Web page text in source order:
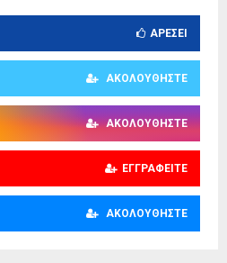
ΑΡΈΣΕΙ
ΑΚΟΛΟΥΘΉΣΤΕ
ΑΚΟΛΟΥΘΉΣΤΕ
ΕΓΓΡΑΦΕΊΤΕ
ΑΚΟΛΟΥΘΉΣΤΕ